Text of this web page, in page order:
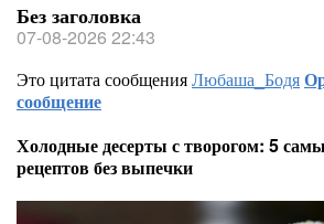
Без заголовка
07-08-2026 22:43
Это цитата сообщенияЛюбаша_Бодя
сообщение
Холодные десерты с творогом: 5
рецептов без выпечки